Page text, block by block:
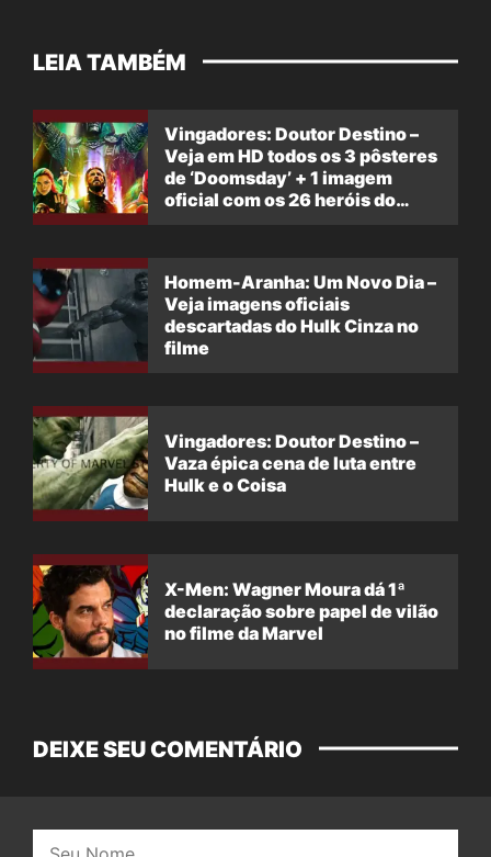
LEIA TAMBÉM
Vingadores: Doutor Destino –
Veja em HD todos os 3 pôsteres
de ‘Doomsday’ + 1 imagem
oficial com os 26 heróis do
Homem-Aranha: Um Novo Dia –
Veja imagens oficiais
descartadas do Hulk Cinza no
filme
Vingadores: Doutor Destino –
Vaza épica cena de luta entre
Hulk e o Coisa
X-Men: Wagner Moura dá 1ª
declaração sobre papel de vilão
no filme da Marvel
DEIXE SEU COMENTÁRIO